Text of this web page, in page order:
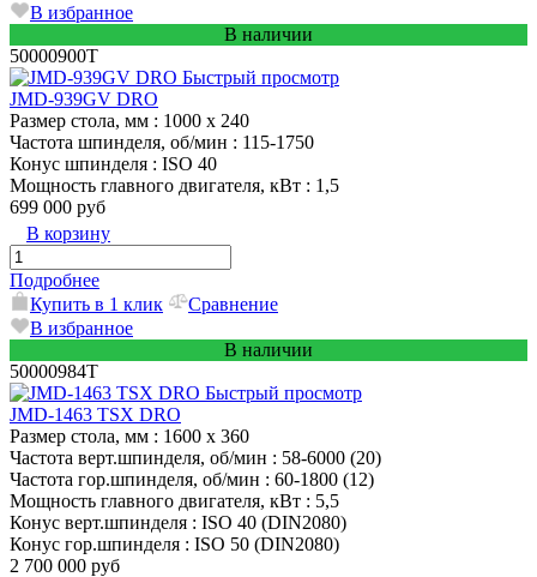
В избранное
В наличии
50000900T
Быстрый просмотр
JMD-939GV DRO
Размер стола, мм : 1000 х 240
Частота шпинделя, об/мин : 115-1750
Конус шпинделя : ISO 40
Мощность главного двигателя, кВт : 1,5
699 000 руб
В корзину
Подробнее
Купить в 1 клик
Сравнение
В избранное
В наличии
50000984T
Быстрый просмотр
JMD-1463 TSX DRO
Размер стола, мм : 1600 x 360
Частота верт.шпинделя, об/мин : 58-6000 (20)
Частота гор.шпинделя, об/мин : 60-1800 (12)
Мощность главного двигателя, кВт : 5,5
Конус верт.шпинделя : ISO 40 (DIN2080)
Конус гор.шпинделя : ISO 50 (DIN2080)
2 700 000 руб